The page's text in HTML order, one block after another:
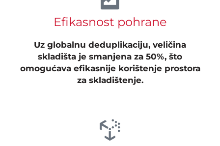
Efikasnost pohrane
Uz globalnu deduplikaciju, veličina
skladišta je smanjena za 50%, što
omogućava efikasnije korištenje prostora
za skladištenje.